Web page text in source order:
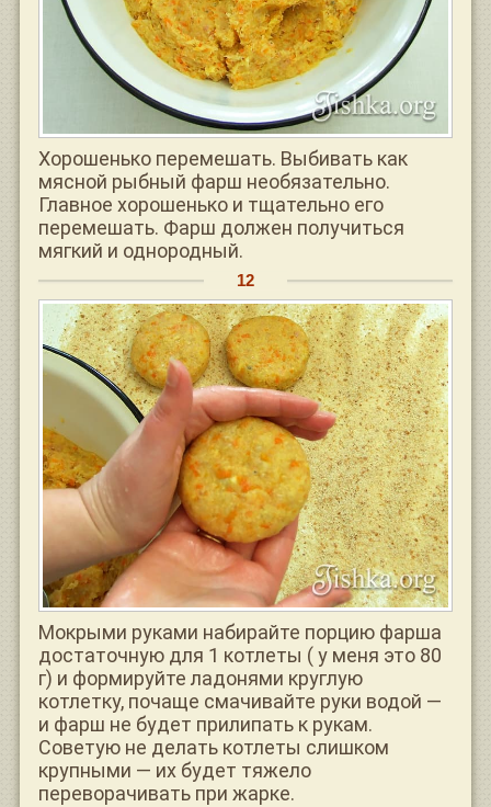
Хорошенько перемешать. Выбивать как
мясной рыбный фарш необязательно.
Главное хорошенько и тщательно его
перемешать. Фарш должен получиться
мягкий и однородный.
Мокрыми руками набирайте порцию фарша
достаточную для 1 котлеты ( у меня это 80
г) и формируйте ладонями круглую
котлетку, почаще смачивайте руки водой —
и фарш не будет прилипать к рукам.
Советую не делать котлеты слишком
крупными — их будет тяжело
переворачивать при жарке.